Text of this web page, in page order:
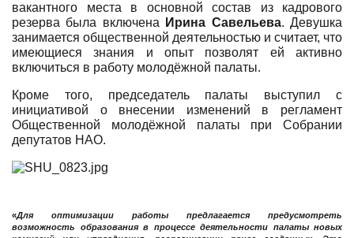
вакантного места в основной состав из кадрового
резерва была включена
Ирина Савельева. Девушка
занимается общественной деятельностью и считает, что
имеющиеся знания и опыт позволят ей активно
включиться в работу молодёжной палаты.
Кроме того, председатель палаты выступил с
инициативой о внесении изменений в регламент
Общественной молодёжной палаты при Собрании
депутатов НАО.
«Для оптимизации работы предлагается предусмотреть
возможность образования в процессе деятельности палаты новых